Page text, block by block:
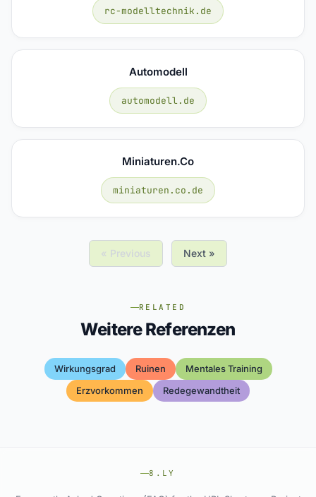
rc-modelltechnik.de
Automodell
automodell.de
Miniaturen.co
miniaturen.co.de
« Previous Next »
RELATED
Weitere Referenzen
Wirkungsgrad Ruinen
Mentales Training
Erzvorkommen
Redegewandtheit
8.LY